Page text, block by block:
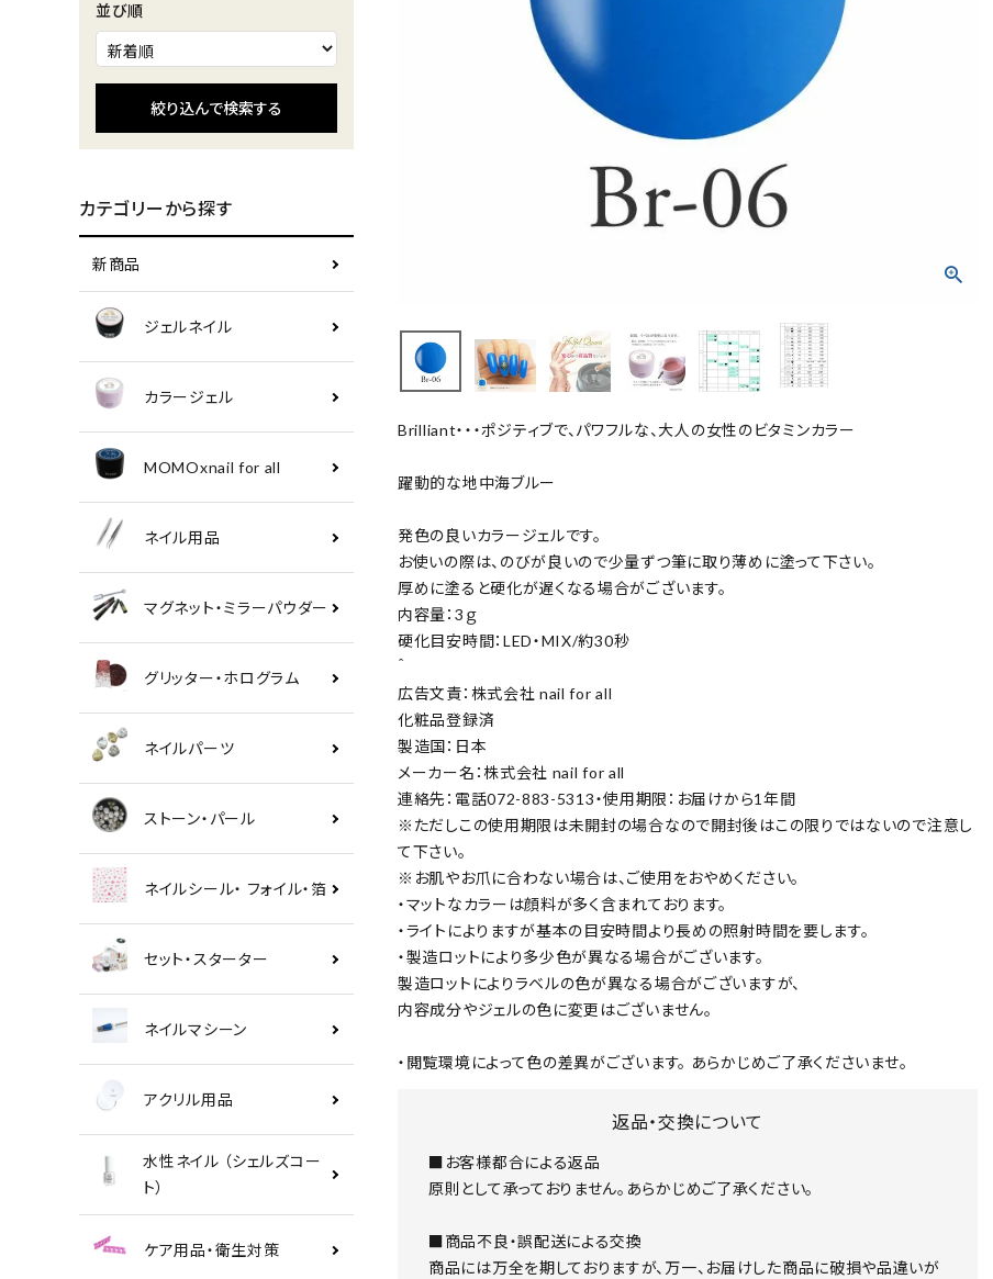
並び順
絞り込んで検索する
カテゴリーから探す
新商品
ジェルネイル
カラージェル
MOMOxnail for all
ネイル用品
マグネット・ミラーパウダー
グリッター・ホログラム
ネイルパーツ
ストーン・パール
ネイルシール・ フォイル・箔
セット・スターター
ネイルマシーン
アクリル用品
水性ネイル （シェルズコー
ト）
ケア用品・衛生対策
Brilliant・・・ポジティブで、パワフルな、大人の女性のビタミンカラー
躍動的な地中海ブルー
発色の良いカラージェルです。
お使いの際は、のびが良いので少量ずつ筆に取り薄めに塗って下さい。
厚めに塗ると硬化が遅くなる場合がございます。
内容量：3ｇ
硬化目安時間：LED・MIX/約30秒
＾
広告文責：株式会社 nail for all
化粧品登録済
製造国：日本
メーカー名：株式会社 nail for all
連絡先：電話072-883-5313・使用期限：お届けから1年間
※ただしこの使用期限は未開封の場合なので開封後はこの限りではないので注意し
て下さい。
※お肌やお爪に合わない場合は、ご使用をおやめください。
・マットなカラーは顔料が多く含まれております。
・ライトによりますが基本の目安時間より長めの照射時間を要します。
・製造ロットにより多少色が異なる場合がございます。
製造ロットによりラベルの色が異なる場合がございますが、
内容成分やジェルの色に変更はございません。
・閲覧環境によって色の差異がございます。 あらかじめご了承くださいませ。
返品・交換について
■お客様都合による返品
原則として承っておりません。あらかじめご了承ください。
■商品不良・誤配送による交換
商品には万全を期しておりますが、万一、お届けした商品に破損や品違いが